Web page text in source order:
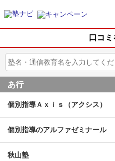
口コ
あ行
個別指導Ａｘｉｓ（アクシス）
個別指導のアルファゼミナール
秋山塾